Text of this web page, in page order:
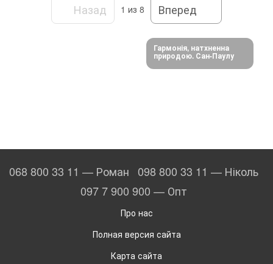
Назад 1 из 8 Вперед
Гармонія, натхненна
природою. Сан-Паулу
068 800 33 11 — Роман 098 800 33 11 — Ніколь
097 7 900 900 — Опт
Про нас
Полная версия сайта
Карта сайта